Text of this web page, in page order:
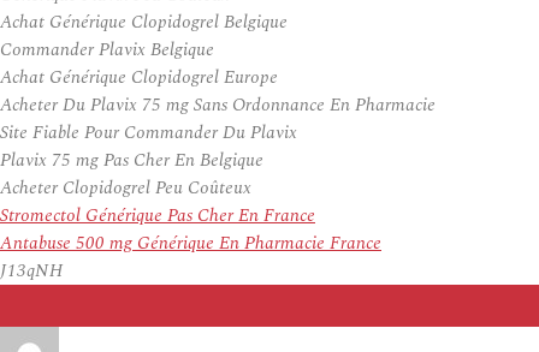
Achat Générique Clopidogrel Belgique
Commander Plavix Belgique
Achat Générique Clopidogrel Europe
Acheter Du Plavix 75 mg Sans Ordonnance En Pharmacie
Site Fiable Pour Commander Du Plavix
Plavix 75 mg Pas Cher En Belgique
Acheter Clopidogrel Peu Coûteux
Stromectol Générique Pas Cher En France
Antabuse 500 mg Générique En Pharmacie France
J13qNH